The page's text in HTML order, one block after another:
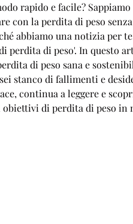
rapido e facile?
con la perdita di peso
abbiamo una notizia per
perdita di peso'. In questo
di peso sana e
stanco di fallimenti e
continua a leggere e
di perdita di peso in